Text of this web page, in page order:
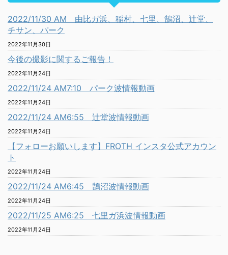
2022/11/30 AM 由比ガ浜、稲村、七里、鵠沼、辻堂、
チサン、パーク
2022年11月30日
今後の撮影に関するご報告！
2022年11月24日
2022/11/24 AM7:10 パーク波情報動画
2022年11月24日
2022/11/24 AM6:55 辻堂波情報動画
2022年11月24日
【フォローお願いします】FROTH インスタ公式アカウン
ト
2022年11月24日
2022/11/24 AM6:45 鵠沼波情報動画
2022年11月24日
2022/11/25 AM6:25 七里ガ浜波情報動画
2022年11月24日